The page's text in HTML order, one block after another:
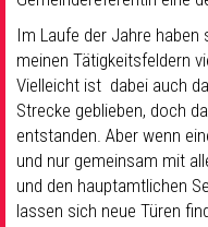
Im Laufe der Jahre haben
meinen Tätigkeitsfeldern
Vielleicht ist dabei auch
Strecke geblieben, doch
entstanden. Aber wenn
und nur gemeinsam mit
und den hauptamtlichen
lassen sich neue Türen